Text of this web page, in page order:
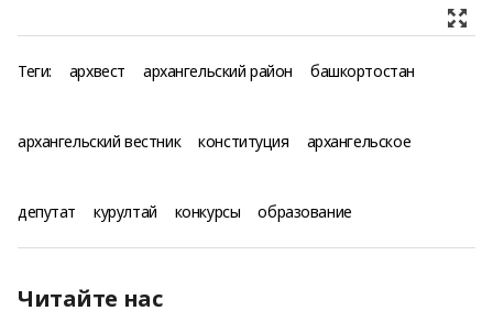
Теги: архвест архангельский район башкортостан
архангельский вестник конституция архангельское
депутат курултай конкурсы образование
Читайте нас